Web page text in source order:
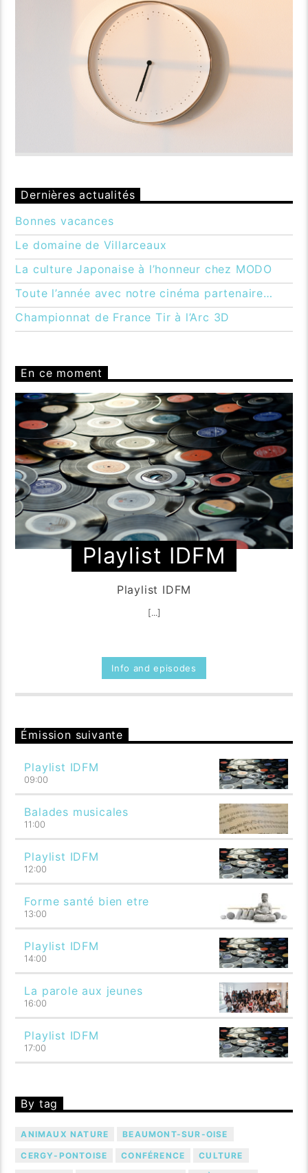
Dernières actualités
Bonnes vacances
Le domaine de Villarceaux
La culture Japonaise à l’honneur chez MODO
Toute l’année avec notre cinéma partenaire…
Championnat de France Tir à l’Arc 3D
En ce moment
Playlist IDFM
Playlist IDFM
[...]
Info and episodes
Émission suivante
Playlist IDFM
09:00
Balades musicales
11:00
Playlist IDFM
12:00
Forme santé bien etre
13:00
Playlist IDFM
14:00
La parole aux jeunes
16:00
Playlist IDFM
17:00
By tag
ANIMAUX NATURE BEAUMONT-SUR-OISE
CERGY-PONTOISE CONFÉRENCE CULTURE